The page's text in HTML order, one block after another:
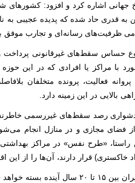
جهانی اشاره کرد و افزود: کشورهای
به قدری حاد شده که پدیده عجیبی به
ظرفیت‌های رسانه‌ای و تجارب موفق
حساس سقط‌های غیرقانونی پرداخت
با مراکز یا افرادی که در این
پروانه فعالیت، پرونده متخلفان
بالایی در این زمینه دارد.
دشواری رصد سقط‌های غیررسمی
از فضای مجازی و در منازل انجام
«طرح نفس» در مراکز
خاکستری) قرار دارند، آن‌ها را از این
بسته خواهد شد